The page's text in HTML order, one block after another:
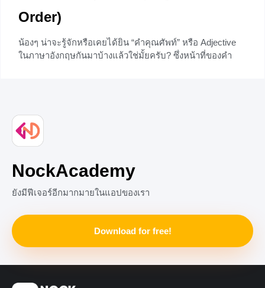
Order)
น้องๆ น่าจะรู้จักหรือเคยได้ยิน “คำคุณศัพท์” หรือ Adjective
ในภาษาอังกฤษกันมาบ้างแล้วใช่มั้ยครับ? ซึ่งหน้าที่ของคำ
NockAcademy
ยังมีฟีเจอร์อีกมากมายในแอปของเรา
Download for free!